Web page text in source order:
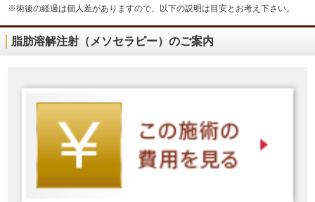
※術後の経過は個人差がありますので、以下の説明は目安とお考え下さい。
脂肪溶解注射（メソセラピー）のご案内